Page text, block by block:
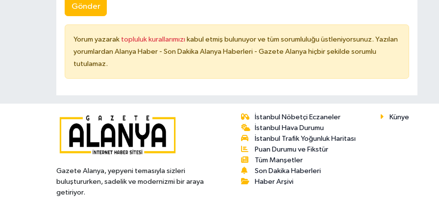
Gönder
Yorum yazarak topluluk kurallarımızı kabul etmiş bulunuyor ve tüm sorumluluğu üstleniyorsunuz. Yazılan
yorumlardan Alanya Haber - Son Dakika Alanya Haberleri - Gazete Alanya hiçbir şekilde sorumlu
tutulamaz.
Gazete Alanya, yepyeni temasıyla sizleri
buluştururken, sadelik ve modernizmi bir araya
getiriyor.
İstanbul Nöbetçi Eczaneler
İstanbul Hava Durumu
İstanbul Trafik Yoğunluk Haritası
Puan Durumu ve Fikstür
Tüm Manşetler
Son Dakika Haberleri
Haber Arşivi
Künye